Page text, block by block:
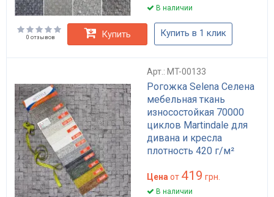
В наличии
0 отзывов Купить Купить в 1 клик
Арт.: MT-00133
Рогожка Selena Селена
мебельная ткань
износостойкая 70000
циклов Martindale для
дивана и кресла
плотность 420 г/м²
водоотталкивающая
Цена от 419 грн.
В наличии